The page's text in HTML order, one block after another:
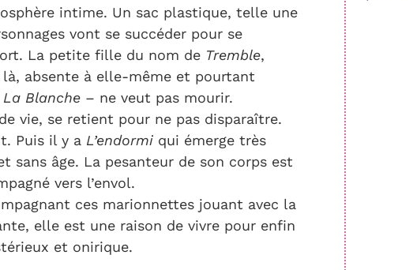
intime. Un sac plastique, telle une
vont se succéder pour se
La petite fille du nom de Tremble,
absente à elle-même et pourtant
La Blanche – ne veut pas mourir.
vie, se retient pour ne pas disparaître.
Puis il y a L’endormi qui émerge très
sans âge. La pesanteur de son corps est
vers l’envol.
ces marionnettes jouant avec la
elle est une raison de vivre pour enfin
et onirique.